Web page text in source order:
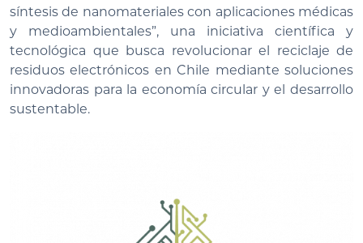
síntesis de nanomateriales con aplicaciones médicas
y medioambientales”, una iniciativa científica y
tecnológica que busca revolucionar el reciclaje de
residuos electrónicos en Chile mediante soluciones
innovadoras para la economía circular y el desarrollo
sustentable.